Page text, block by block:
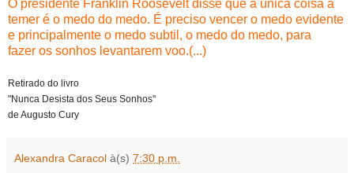
O presidente Franklin Roosevelt disse que a única coisa a
temer é o medo do medo. É preciso vencer o medo evidente
e principalmente o medo subtil, o medo do medo, para
fazer os sonhos levantarem voo.(...)
Retirado do livro
"Nunca Desista dos Seus Sonhos"
de Augusto Cury
Alexandra Caracol à(s) 7:30 p.m.